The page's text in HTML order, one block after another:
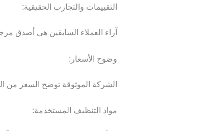
التقييمات والتجارب الحقيقية:
آراء العملاء السابقين هي أصدق
وضوح الأسعار:
الشركة الموثوقة توضح السعر من
مواد التنظيف المستخدمة: